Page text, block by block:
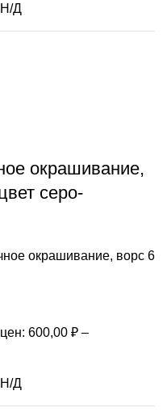
Н/Д
окрашивание,
серо-
окрашивание, ворс 6
600,00 ₽ –
Н/Д